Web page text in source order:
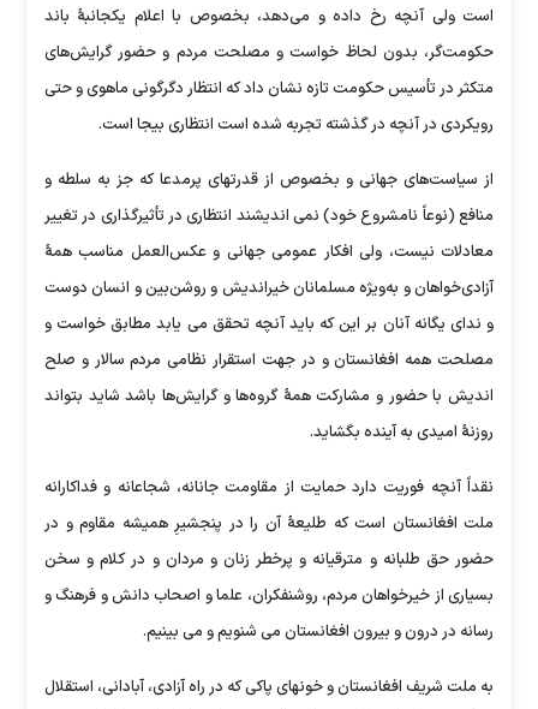
است ولی آنچه رخ داده و می‌دهد، بخصوص با اعلام یکجانبهٔ باند
حکومت‌گر، بدون لحاظ خواست و مصلحت مردم و حضور گرایش‌های
متکثر در تأسیس حکومت تازه نشان داد که انتظار دگرگونی ماهوی و حتی
رویکردی در آنچه در گذشته تجربه شده است انتظاری بیجا است.
از سیاست‌های جهانی و بخصوص از قدرتهای پرمدعا که جز به سلطه و
منافع (نوعاً نامشروع خود) نمی اندیشند انتظاری در تأثیرگذاری در تغییر
معادلات نیست، ولی افکار عمومی جهانی و عکس‌العمل مناسب همهٔ
آزادی‌خواهان و به‌ویژه مسلمانان خیراندیش و روشن‌بین و انسان دوست
و ندای یگانه آنان بر این که باید آنچه تحقق می یابد مطابق خواست و
مصلحت همه افغانستان و در جهت استقرار نظامی مردم سالار و صلح
اندیش با حضور و مشارکت همهٔ گروه‌ها و گرایش‌ها باشد شاید بتواند
روزنهٔ امیدی به آینده بگشاید.
نقداً آنچه فوریت دارد حمایت از مقاومت جانانه، شجاعانه و فداکارانه
ملت افغانستان است که طلیعهٔ آن را در پنجشیرِ همیشه مقاوم و در
حضور حق طلبانه و مترقیانه و پرخطر زنان و مردان و در کلام و سخن
بسیاری از خیرخواهان مردم، روشنفکران، علما و اصحاب دانش و فرهنگ و
رسانه در درون و بیرون افغانستان می شنویم و می بینیم.
به ملت شریف افغانستان و خونهای پاکی که در راه آزادی، آبادانی، استقلال